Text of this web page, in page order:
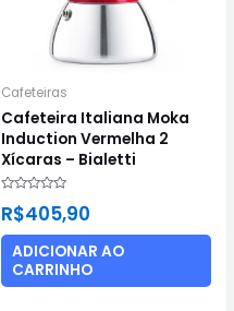
Cafeteiras
Cafeteira Italiana Moka
Induction Vermelha 2
Xícaras – Bialetti
0
5
R$405,90
ADICIONAR AO
CARRINHO